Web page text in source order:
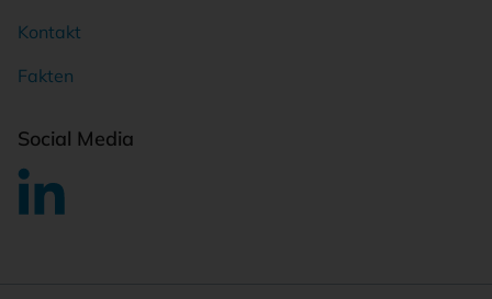
Kontakt
Fakten
Social Media